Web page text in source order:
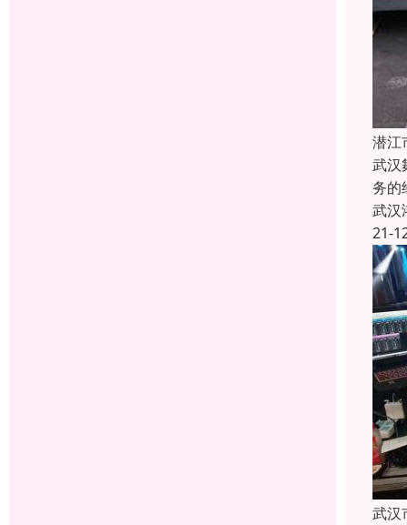
潜江
武汉
务的
武汉
21-
武汉